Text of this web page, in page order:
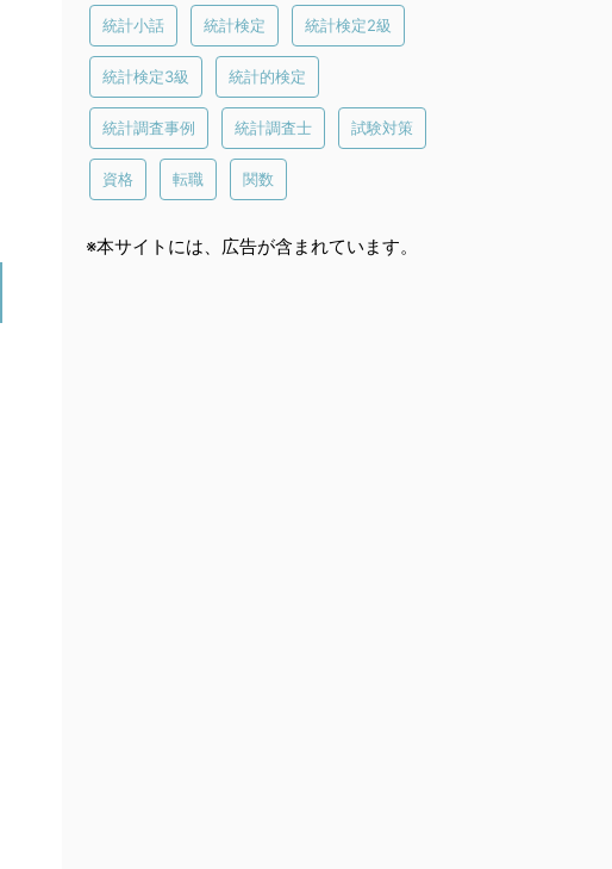
統計小話 統計検定 統計検定2級
統計検定3級 統計的検定
統計調査事例 統計調査士 試験対策
資格 転職 関数
※本サイトには、広告が含まれています。